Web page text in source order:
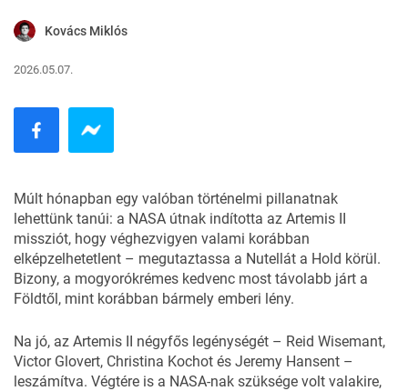
Kovács Miklós
2026.05.07.
Múlt hónapban egy valóban történelmi pillanatnak
lehettünk tanúi: a NASA útnak indította az Artemis II
missziót, hogy véghezvigyen valami korábban
elképzelhetetlent – megutaztassa a Nutellát a Hold körül.
Bizony, a mogyorókrémes kedvenc most távolabb járt a
Földtől, mint korábban bármely emberi lény.
Na jó, az Artemis II négyfős legénységét – Reid Wisemant,
Victor Glovert, Christina Kochot és Jeremy Hansent –
leszámítva. Végtére is a NASA-nak szüksége volt valakire,